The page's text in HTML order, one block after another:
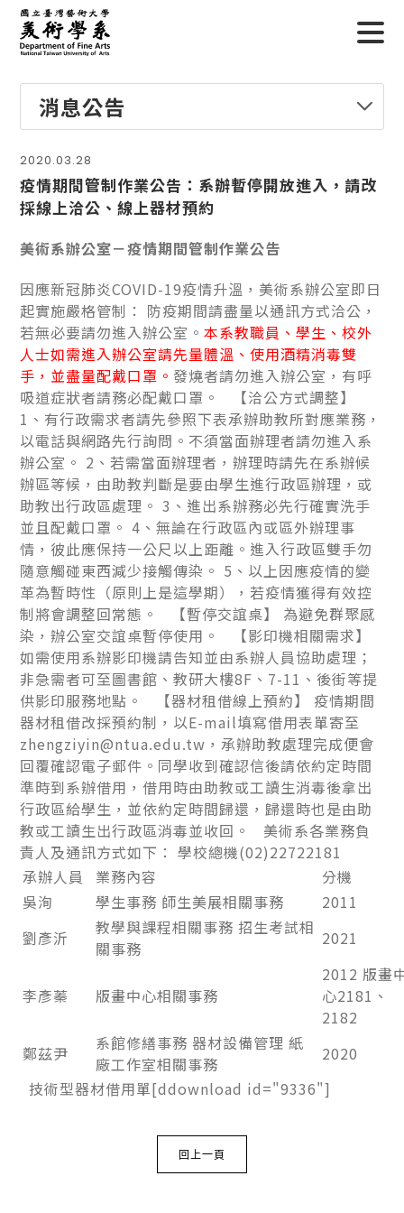
消息公告
2020.03.28
疫情期間管制作業公告：系辦暫停開放進入，請改
採線上洽公、線上器材預約
美術系辦公室－疫情期間管制作業公告
因應新冠肺炎COVID-19疫情升溫，美術系辦公室即日
起實施嚴格管制： 防疫期間請盡量以通訊方式洽公，
若無必要請勿進入辦公室。本系教職員、學生、校外
人士如需進入辦公室請先量體溫、使用酒精消毒雙
手，並盡量配戴口罩。發燒者請勿進入辦公室，有呼
吸道症狀者請務必配戴口罩。 【洽公方式調整】
1、有行政需求者請先參照下表承辦助教所對應業務，
以電話與網路先行詢問。不須當面辦理者請勿進入系
辦公室。 2、若需當面辦理者，辦理時請先在系辦候
辦區等候，由助教判斷是要由學生進行政區辦理，或
助教出行政區處理。 3、進出系辦務必先行確實洗手
並且配戴口罩。 4、無論在行政區內或區外辦理事
情，彼此應保持一公尺以上距離。進入行政區雙手勿
隨意觸碰東西減少接觸傳染。 5、以上因應疫情的變
革為暫時性（原則上是這學期），若疫情獲得有效控
制將會調整回常態。 【暫停交誼桌】 為避免群聚感
染，辦公室交誼桌暫停使用。 【影印機相關需求】
如需使用系辦影印機請告知並由系辦人員協助處理；
非急需者可至圖書館、教研大樓8F、7-11、後街等提
供影印服務地點。 【器材租借線上預約】 疫情期間
器材租借改採預約制，以E-mail填寫借用表單寄至
zhengziyin@ntua.edu.tw，承辦助教處理完成便會
回覆確認電子郵件。同學收到確認信後請依約定時間
準時到系辦借用，借用時由助教或工讀生消毒後拿出
行政區給學生，並依約定時間歸還，歸還時也是由助
教或工讀生出行政區消毒並收回。 美術系各業務負
責人及通訊方式如下： 學校總機(02)22722181
承辦人員
業務內容
分機
吳洵
學生事務 師生美展相關事務
2011
劉彥沂
教學與課程相關事務 招生考試相
關事務
2021
李彥蓁 版畫中心相關事務
2012 版畫
心2181、
2182
鄭茲尹
系館修繕事務 器材設備管理 紙
廠工作室相關事務
2020
技術型器材借用單[ddownload id="9336"]
回上一頁